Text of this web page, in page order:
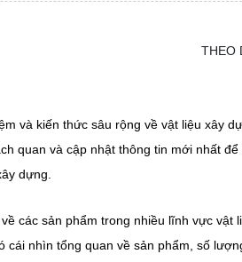
THEO
và kiến thức sâu rộng về vật liệu xây
quan và cập nhật thông tin mới nhất
dựng.
các sản phẩm trong nhiều lĩnh vực vật
cái nhìn tổng quan về sản phẩm, số